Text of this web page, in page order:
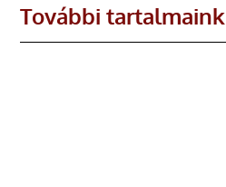
További tartalmaink